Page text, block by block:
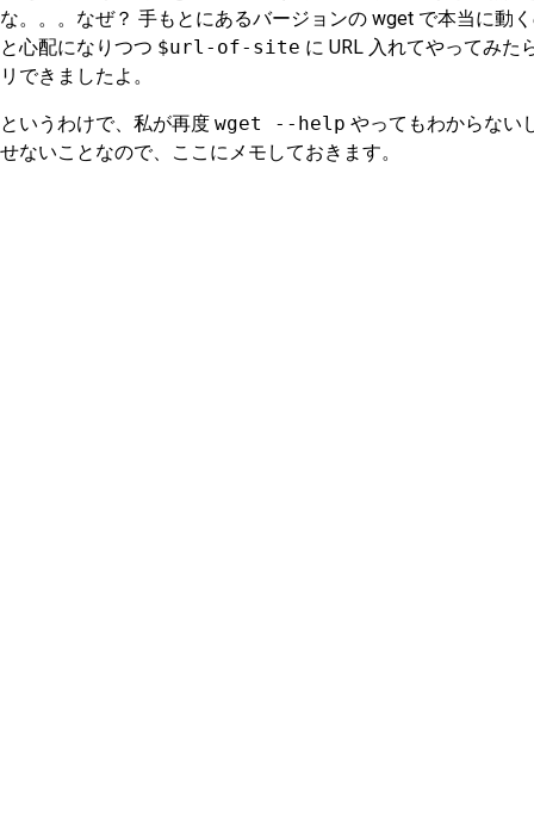
な。。。なぜ？ 手もとにあるバージョンの wget で本当に動
と心配になりつつ $url-of-site に URL 入れてやってみた
リできましたよ。
というわけで、私が再度 wget --help やってもわからない
せないことなので、ここにメモしておきます。